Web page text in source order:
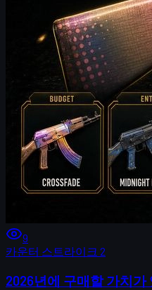
9
카운터 스트라이크 2
2026년에 구매할 가치가